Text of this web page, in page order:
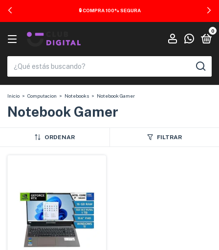
🔒 COMPRA 100% SEGURA
0
Inicio > Computacion > Notebooks > Notebook Gamer
Notebook Gamer
ORDENAR FILTRAR